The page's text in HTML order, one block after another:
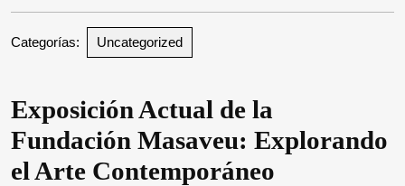
Categorías: Uncategorized
Exposición Actual de la
Fundación Masaveu: Explorando
el Arte Contemporáneo